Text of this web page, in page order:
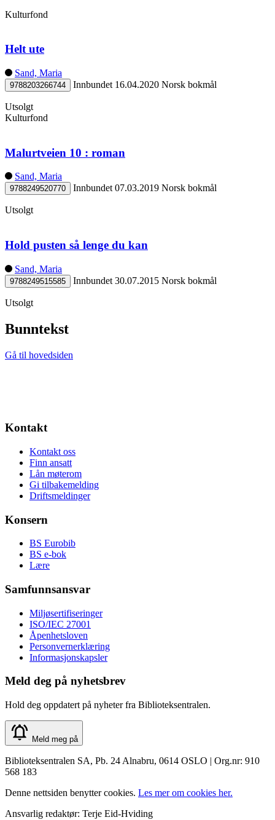
Kulturfond
Helt ute
Sand, Maria
9788203266744 Innbundet 16.04.2020 Norsk bokmål
Utsolgt
Kulturfond
Malurtveien 10 : roman
Sand, Maria
9788249520770 Innbundet 07.03.2019 Norsk bokmål
Utsolgt
Hold pusten så lenge du kan
Sand, Maria
9788249515585 Innbundet 30.07.2015 Norsk bokmål
Utsolgt
Bunntekst
Gå til hovedsiden
Kontakt
Kontakt oss
Finn ansatt
Lån møterom
Gi tilbakemelding
Driftsmeldinger
Konsern
BS Eurobib
BS e-bok
Lære
Samfunnsansvar
Miljøsertifiseringer
ISO/IEC 27001
Åpenhetsloven
Personvernerklæring
Informasjonskapsler
Meld deg på nyhetsbrev
Hold deg oppdatert på nyheter fra Biblioteksentralen.
Meld meg på
Biblioteksentralen SA, Pb. 24 Alnabru, 0614 OSLO | Org.nr: 910
568 183
Denne nettsiden benytter cookies. Les mer om cookies her.
Ansvarlig redaktør: Terje Eid-Hviding